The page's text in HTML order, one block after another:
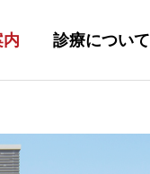
内 診療について